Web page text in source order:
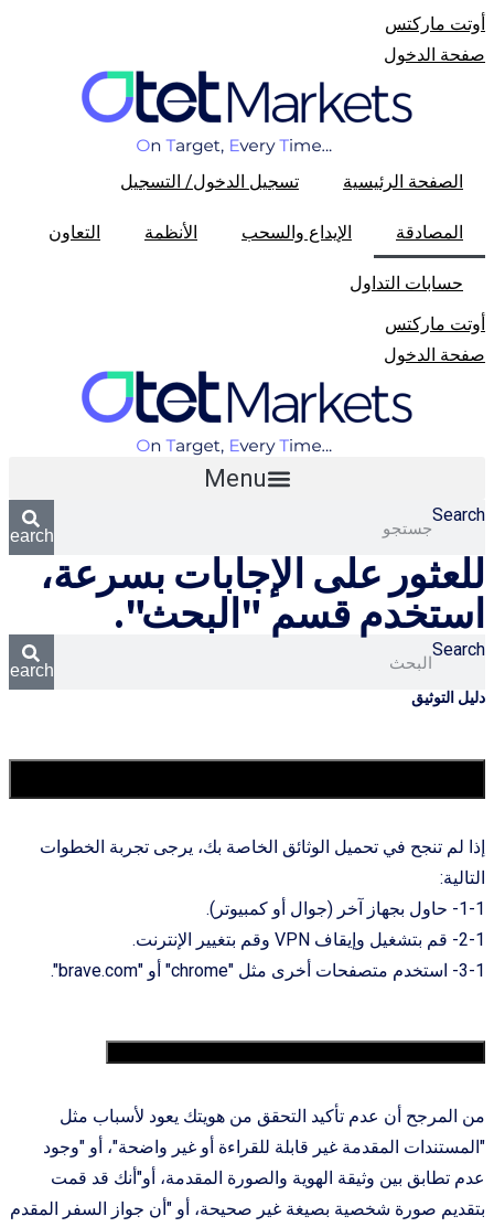
أوتت مارکتس
صفحة الدخول
الصفحة الرئیسیة تسجیل الدخول/ التسجیل
المصادقة الإیداع والسحب الأنظمة التعاون
حسابات التداول
أوتت مارکتس
صفحة الدخول
Menu
Search
للعثور على الإجابات بسرعة،
استخدم قسم "البحث".
Search
دليل التوثیق
إذا لم تنجح في تحميل الوثائق الخاصة بك، يرجى تجربة الخطوات
التالية:
1-1- حاول بجهاز آخر (جوال أو كمبيوتر).
2-1- قم بتشغیل وإیقاف VPN وقم بتغيير الإنترنت.
3-1- استخدم متصفحات أخرى مثل "chrome" أو "brave.com".
من المرجح أن عدم تأكيد التحقق من هويتك يعود لأسباب مثل
"المستندات المقدمة غير قابلة للقراءة أو غير واضحة"، أو "وجود
عدم تطابق بين وثيقة الهوية والصورة المقدمة، أو"أنك قد قمت
بتقديم صورة شخصية بصيغة غير صحيحة، أو "أن جواز السفر المقدم